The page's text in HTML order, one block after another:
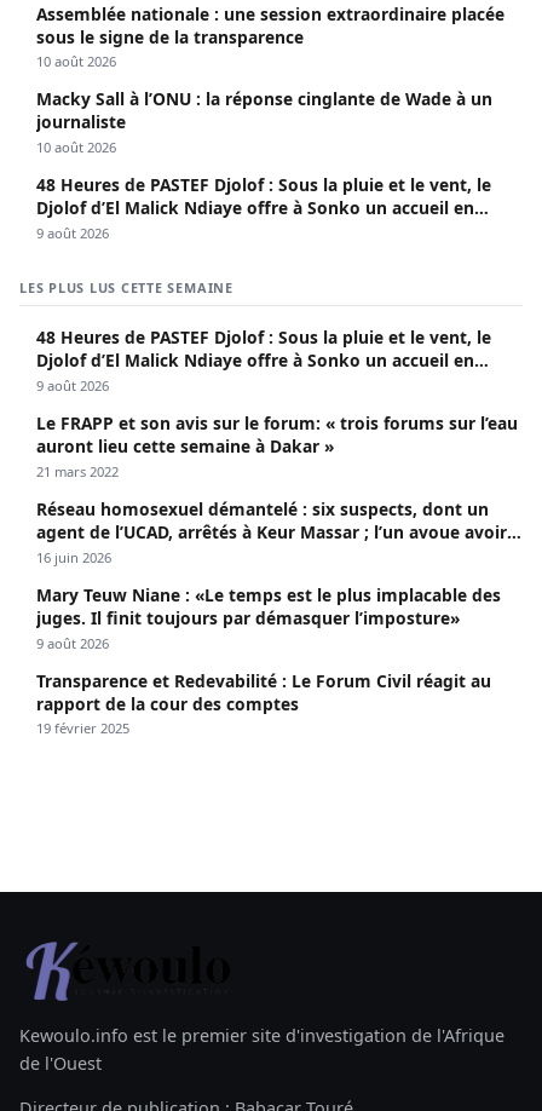
Assemblée nationale : une session extraordinaire placée
sous le signe de la transparence
10 août 2026
Macky Sall à l’ONU : la réponse cinglante de Wade à un
journaliste
10 août 2026
48 Heures de PASTEF Djolof : Sous la pluie et le vent, le
Djolof d’El Malick Ndiaye offre à Sonko un accueil en
apothéose
9 août 2026
LES PLUS LUS CETTE SEMAINE
48 Heures de PASTEF Djolof : Sous la pluie et le vent, le
Djolof d’El Malick Ndiaye offre à Sonko un accueil en
apothéose
9 août 2026
Le FRAPP et son avis sur le forum: « trois forums sur l’eau
auront lieu cette semaine à Dakar »
21 mars 2022
Réseau homosexuel démantelé : six suspects, dont un
agent de l’UCAD, arrêtés à Keur Massar ; l’un avoue avoir
propagé le VIH depuis 2018
16 juin 2026
Mary Teuw Niane : «Le temps est le plus implacable des
juges. Il finit toujours par démasquer l’imposture»
9 août 2026
Transparence et Redevabilité : Le Forum Civil réagit au
rapport de la cour des comptes
19 février 2025
Kewoulo.info est le premier site d'investigation de l'Afrique
de l'Ouest